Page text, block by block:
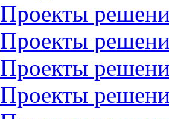
Проекты
Проекты
Проекты
Проекты